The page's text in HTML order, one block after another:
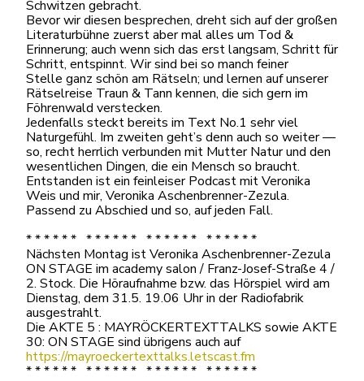
Schwitzen gebracht.
Bevor wir diesen besprechen, dreht sich auf der großen
Literaturbühne zuerst aber mal alles um Tod &
Erinnerung; auch wenn sich das erst langsam, Schritt für
Schritt, entspinnt. Wir sind bei so manch feiner
Stelle ganz schön am Rätseln; und lernen auf unserer
Rätselreise Traun & Tann kennen, die sich gern im
Föhrenwald verstecken.
Jedenfalls steckt bereits im Text No.1 sehr viel
Naturgefühl. Im zweiten geht’s denn auch so weiter —
so, recht herrlich verbunden mit Mutter Natur und den
wesentlichen Dingen, die ein Mensch so braucht.
Entstanden ist ein feinleiser Podcast mit Veronika
Weis und mir, Veronika Aschenbrenner-Zezula.
Passend zu Abschied und so, auf jeden Fall.
* * * * * * * * * * * * * * * * * * * * * * * *
Nächsten Montag ist Veronika Aschenbrenner-Zezula
ON STAGE im academy salon / Franz-Josef-Straße 4 /
2. Stock. Die Höraufnahme bzw. das Hörspiel wird am
Dienstag, dem 31.5. 19.06 Uhr in der Radiofabrik
ausgestrahlt.
Die AKTE 5 : MAYRÖCKERTEXTTALKS sowie AKTE
30: ON STAGE sind übrigens auch auf
https://mayroeckertexttalks.letscast.fm
* * * * * * * * * * * * * * * * * * * * * * * *